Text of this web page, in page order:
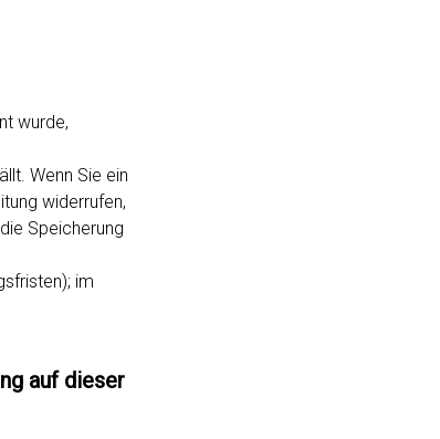
wurde,
Wenn Sie ein
widerrufen,
Speicherung
im
auf dieser